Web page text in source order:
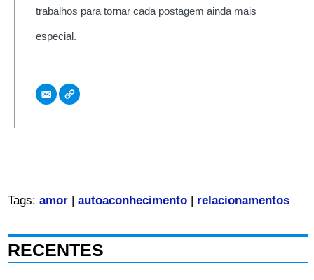
trabalhos para tornar cada postagem ainda mais
especial.
Tags: amor| autoaconhecimento| relacionamentos
RECENTES